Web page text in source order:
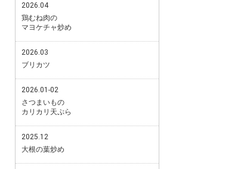
2026.04
鶏むね肉の
マヨケチャ炒め
2026.03
ブリカツ
2026.01-02
さつまいもの
カリカリ天ぷら
2025.12
大根の葉炒め